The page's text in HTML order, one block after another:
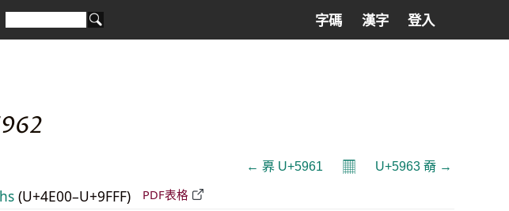
字碼 漢字 登入
← 奡 U+5961 𝄜 U+5963 奣 →
(U+4E00–U+9FFF) PDF表格